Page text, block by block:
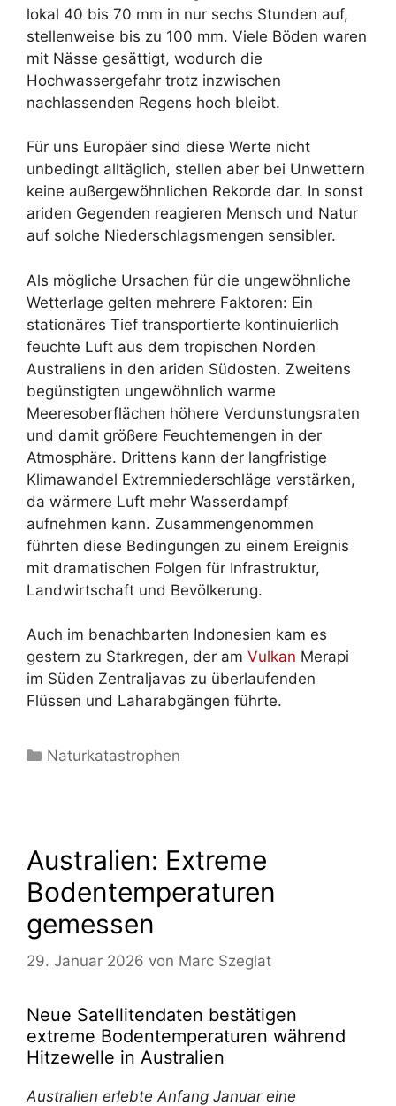
lokal 40 bis 70 mm in nur sechs Stunden auf,
stellenweise bis zu 100 mm. Viele Böden waren
mit Nässe gesättigt, wodurch die
Hochwassergefahr trotz inzwischen
nachlassenden Regens hoch bleibt.
Für uns Europäer sind diese Werte nicht
unbedingt alltäglich, stellen aber bei Unwettern
keine außergewöhnlichen Rekorde dar. In sonst
ariden Gegenden reagieren Mensch und Natur
auf solche Niederschlagsmengen sensibler.
Als mögliche Ursachen für die ungewöhnliche
Wetterlage gelten mehrere Faktoren: Ein
stationäres Tief transportierte kontinuierlich
feuchte Luft aus dem tropischen Norden
Australiens in den ariden Südosten. Zweitens
begünstigten ungewöhnlich warme
Meeresoberflächen höhere Verdunstungsraten
und damit größere Feuchtemengen in der
Atmosphäre. Drittens kann der langfristige
Klimawandel Extremniederschläge verstärken,
da wärmere Luft mehr Wasserdampf
aufnehmen kann. Zusammengenommen
führten diese Bedingungen zu einem Ereignis
mit dramatischen Folgen für Infrastruktur,
Landwirtschaft und Bevölkerung.
Auch im benachbarten Indonesien kam es
gestern zu Starkregen, der am Vulkan Merapi
im Süden Zentraljavas zu überlaufenden
Flüssen und Laharabgängen führte.
Kategorien
Naturkatastrophen
Australien: Extreme
Bodentemperaturen
gemessen
29. Januar 2026 von Marc Szeglat
Neue Satellitendaten bestätigen
extreme Bodentemperaturen während
Hitzewelle in Australien
Australien erlebte Anfang Januar eine